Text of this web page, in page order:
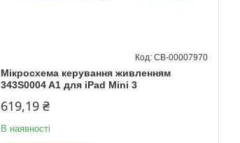
Мікросхема керування живленням
343S0004 A1 для iPad Mini 3
CB-00007970
619,19 ₴
В наявності